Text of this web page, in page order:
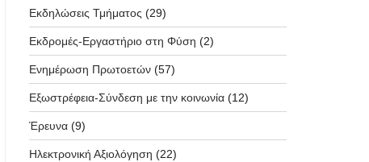
Εκδηλώσεις Τμήματος (29)
Εκδρομές-Εργαστήριο στη Φύση (2)
Ενημέρωση Πρωτοετών(57)
Εξωστρέφεια-Σύνδεση με την κοινωνία(12)
Έρευνα(9)
Ηλεκτρονική Αξιολόγηση (22)